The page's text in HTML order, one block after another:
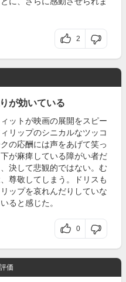
2
が効いている
ットが映画の展開をスピー
リップのシニカルなツッコ
の応酬には声をあげて笑っ
が麻痺している障がい者だ
決して悲観的ではない。む
尊敬してしまう。ドリスも
ップを哀れんだりしていな
ると感じた。
0
価